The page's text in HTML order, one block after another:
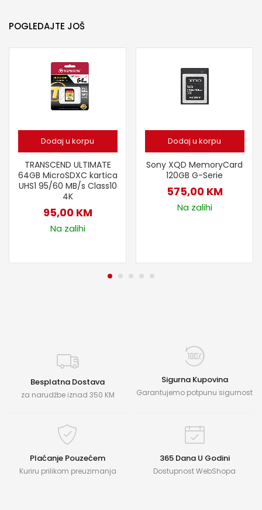
POGLEDAJTE JOŠ
Dodaj u korpu
TRANSCEND ULTIMATE
64GB MicroSDXC kartica
UHS1 95/60 MB/s Class10
4K
95,00 KM
Na zalihi
Dodaj u korpu
Sony XQD MemoryCard
120GB G-Serie
575,00 KM
Na zalihi
Besplatna Dostava
za narudžbe iznad 350 KM
Sigurna Kupovina
Garantujemo potpunu sigurnost
Plaćanje Pouzećem
Kuriru prilikom preuzimanja
365 Dana U Godini
Dostupnost WebShopa